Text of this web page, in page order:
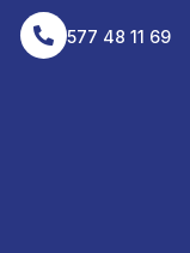
577 48 11 69